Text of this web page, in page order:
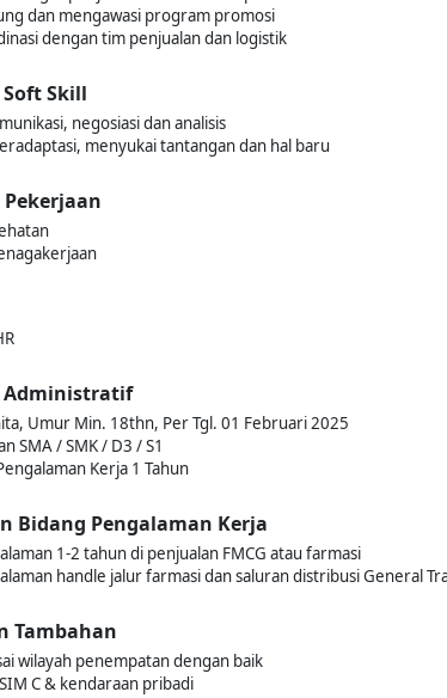
dan mengawasi program promosi
dengan tim penjualan dan logistik
Skill
negosiasi dan analisis
menyukai tantangan dan hal baru
Umur Min. 18thn, Per Tgl. 01 Februari 2025
SMA / SMK / D3 / S1
Kerja 1 Tahun
Bidang Pengalaman Kerja
1-2 tahun di penjualan FMCG atau farmasi
handle jalur farmasi dan saluran distribusi General
Tambahan
wilayah penempatan dengan baik
C & kendaraan pribadi